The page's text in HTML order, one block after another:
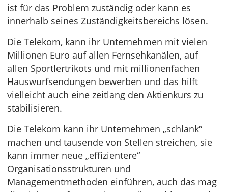
ist für das Problem zuständig oder kann es
innerhalb seines Zuständigkeitsbereichs lösen.
Die Telekom, kann ihr Unternehmen mit vielen
Millionen Euro auf allen Fernsehkanälen, auf
allen Sportlertrikots und mit millionenfachen
Hauswurfsendungen bewerben und das hilft
vielleicht auch eine zeitlang den Aktienkurs zu
stabilisieren.
Die Telekom kann ihr Unternehmen „schlank“
machen und tausende von Stellen streichen, sie
kann immer neue „effizientere“
Organisationsstrukturen und
Managementmethoden einführen, auch das mag